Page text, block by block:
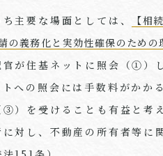
主要な場面としては、
【相
の義務化と実効性確保のための
が住基ネットに照会（①）
への照会には手数料がかか
）を受けることも有益と考
対し、不動産の所有者等に